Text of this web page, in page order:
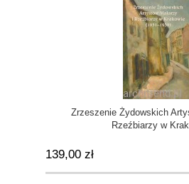
Zrzeszenie Żydowskich
Rzeźbiarzy w
139,00 zł